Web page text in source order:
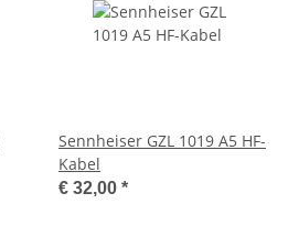
Sennheiser GZL 1019 A5 HF-
Kabel
€ 32,00 *